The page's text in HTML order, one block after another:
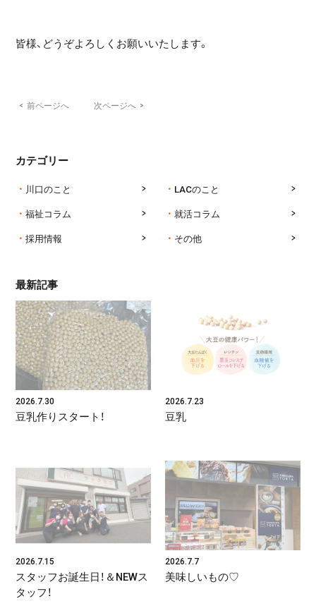
皆様、どうぞよろしくお願いいたします。
< 前ページへ 次ページへ >
カテゴリー
川口のこと
LACのこと
福祉コラム
就活コラム
採用情報
その他
最新記事
2026.7.30
豆乳作りスタート！
2026.7.23
豆乳
2026.7.15
スタッフお誕生日！＆NEWス
タッフ！
2026.7.7
美味しいもの♡